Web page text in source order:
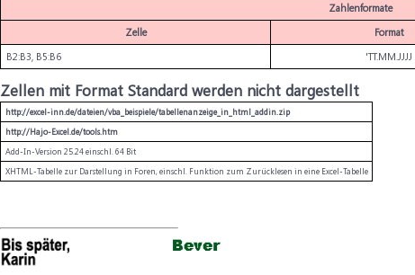
Zahlenformate
Zelle
Format
B2:B3, B5:B6
'TT.MM.JJJJ
Zellen mit Format Standard werden nicht dargestellt
http://excel-inn.de/dateien/vba_beispiele/tabellenanzeige_in_html_addin.zip
http://Hajo-Excel.de/tools.htm
Add-In-Version 25.24 einschl. 64 Bit
XHTML-Tabelle zur Darstellung in Foren, einschl. Funktion zum Zurücklesen in eine Excel-Tabelle